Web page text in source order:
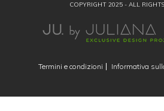
COPYRIGHT 2025 - ALL RIGHTS
Termini e condizioni Informativa